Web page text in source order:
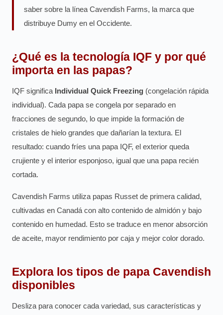
saber sobre la línea Cavendish Farms, la marca que
distribuye Dumy en el Occidente.
¿Qué es la tecnología IQF y por qué
importa en las papas?
IQF significa Individual Quick Freezing (congelación rápida
individual). Cada papa se congela por separado en
fracciones de segundo, lo que impide la formación de
cristales de hielo grandes que dañarían la textura. El
resultado: cuando fríes una papa IQF, el exterior queda
crujiente y el interior esponjoso, igual que una papa recién
cortada.
Cavendish Farms utiliza papas Russet de primera calidad,
cultivadas en Canadá con alto contenido de almidón y bajo
contenido en humedad. Esto se traduce en menor absorción
de aceite, mayor rendimiento por caja y mejor color dorado.
Explora los tipos de papa Cavendish
disponibles
Desliza para conocer cada variedad, sus características y